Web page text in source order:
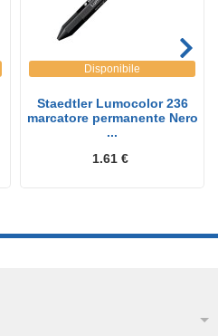
Disponibile
Staedtler Lumocolor 236
marcatore permanente Nero
...
1.61 €